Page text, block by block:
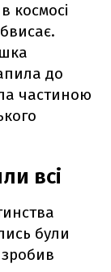
космосі
до
частиною
всі
були
зробив